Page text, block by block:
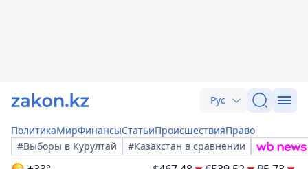
Рус
ПолитикаМирФинансыСтатьиПроисшествияПраво
#Выборы в Курултай
#Казахстан в сравнении